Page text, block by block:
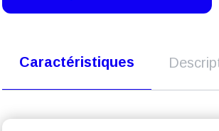
Caractéristiques